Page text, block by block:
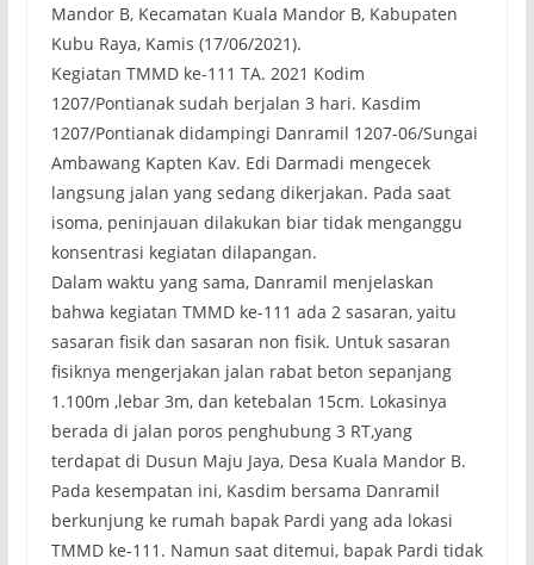
Mandor B, Kecamatan Kuala Mandor B, Kabupaten
Kubu Raya, Kamis (17/06/2021).
Kegiatan TMMD ke-111 TA. 2021 Kodim
1207/Pontianak sudah berjalan 3 hari. Kasdim
1207/Pontianak didampingi Danramil 1207-06/Sungai
Ambawang Kapten Kav. Edi Darmadi mengecek
langsung jalan yang sedang dikerjakan. Pada saat
isoma, peninjauan dilakukan biar tidak menganggu
konsentrasi kegiatan dilapangan.
Dalam waktu yang sama, Danramil menjelaskan
bahwa kegiatan TMMD ke-111 ada 2 sasaran, yaitu
sasaran fisik dan sasaran non fisik. Untuk sasaran
fisiknya mengerjakan jalan rabat beton sepanjang
1.100m ,lebar 3m, dan ketebalan 15cm. Lokasinya
berada di jalan poros penghubung 3 RT,yang
terdapat di Dusun Maju Jaya, Desa Kuala Mandor B.
Pada kesempatan ini, Kasdim bersama Danramil
berkunjung ke rumah bapak Pardi yang ada lokasi
TMMD ke-111. Namun saat ditemui, bapak Pardi tidak